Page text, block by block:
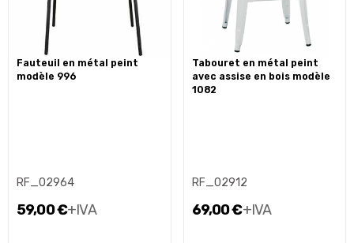
fauteuil en métal peint
modèle 996
RF_02964
59,00 €+IVA
tabouret en métal peint
avec assise en bois modèle
1082
RF_02912
69,00 €+IVA